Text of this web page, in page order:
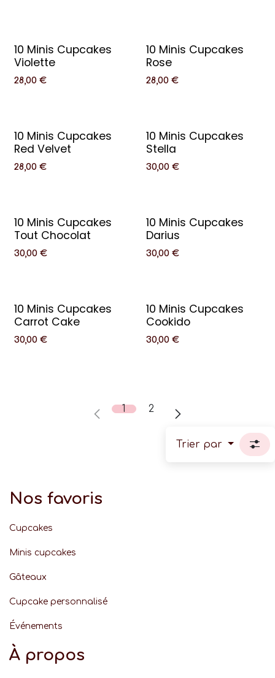
10 Minis Cupcakes
Violette
28,00 €
10 Minis Cupcakes
Rose
28,00€
10 Minis Cupcakes
Red Velvet
28,00 €
10 Minis Cupcakes
Stella
30,00€
10 Minis Cupcakes
Tout Chocolat
30,00 €
10 Minis Cupcakes
Darius
30,00€
10 Minis Cupcakes
Carrot Cake
30,00 €
10 Minis Cupcakes
Cookido
30,00€
1 2
Trier par
Nos favoris
Cupcakes
Minis cupcakes
Gâteaux
Cupcake personnalisé
Événements
À propos